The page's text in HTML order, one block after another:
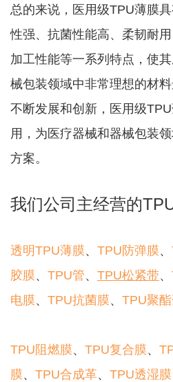
总的来说，医用级TPU薄膜
性强、抗菌性能高、柔韧耐
加工性能等一系列特点，使
械包装领域中非常理想的材
不断发展和创新，医用级
用，为医疗器械和器械包装
方案。
我们公司主经营的
透明TPU薄膜、 TPU防弹膜、
胶膜、 TPU管、 TPU松紧带、
电膜、 TPU抗菌膜、 TPU聚
TPU阻燃膜、 TPU复合膜、
膜、 TPU合成革、 TPU透湿膜